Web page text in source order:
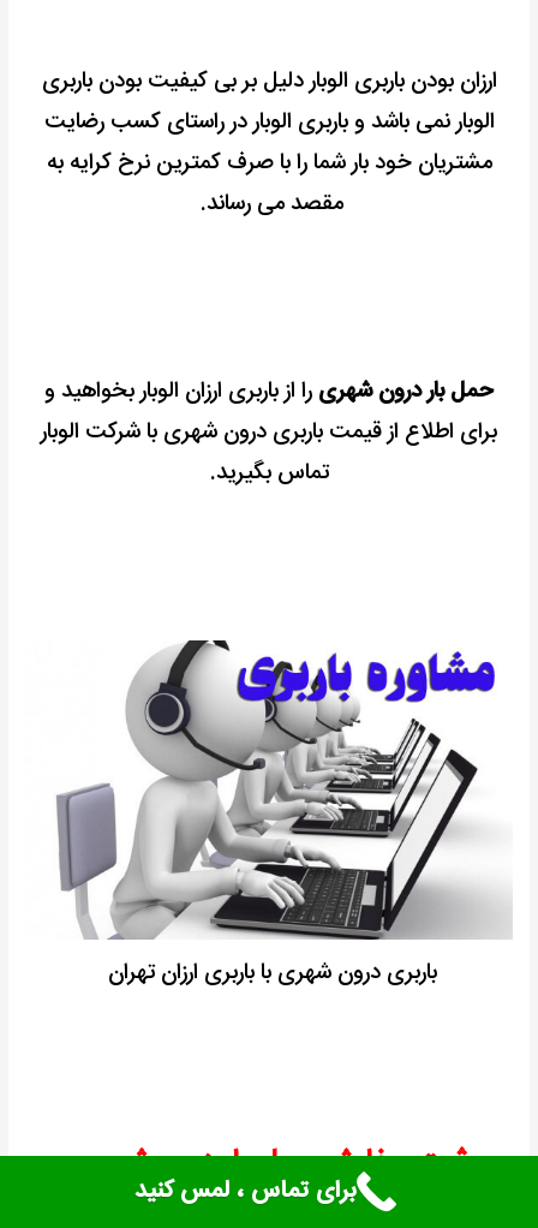
ارزان بودن باربری الوبار دلیل بر بی کیفیت بودن باربری
الوبار نمی باشد وباربری الوبار در راستای کسب رضایت
مشتریان خود بار شما را با صرف کمترین نرخ کرایه به
مقصد می رساند.
حمل بار درون شهری را از باربری ارزان الوبار بخواهید و
برای اطلاع از قیمت باربری درون شهری با شرکت الوبار
تماس بگیرید.
باربری درون شهری با باربری ارزان تهران
ثبت سفارش حمل بار درون شهری
برای تماس ، لمس کنید